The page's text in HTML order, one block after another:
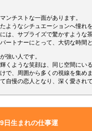
ンチストな一面があります。
ようなシチュエーションへ憧れ
は、サプライズで驚かすような
ートナーにとって、大切な時間と
強い人です。
くような笑顔は、同じ空間にい
で、周囲から多くの視線を集めま
自慢の恋人となり、深く愛され
日生まれの仕事運